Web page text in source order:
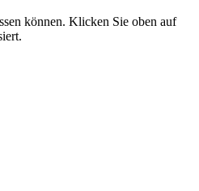
können. Klicken Sie oben auf